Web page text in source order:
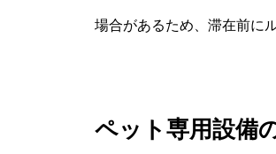
場合があるため、滞在前に
ペット専用設備